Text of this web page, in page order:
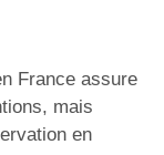
France assure
mais
en